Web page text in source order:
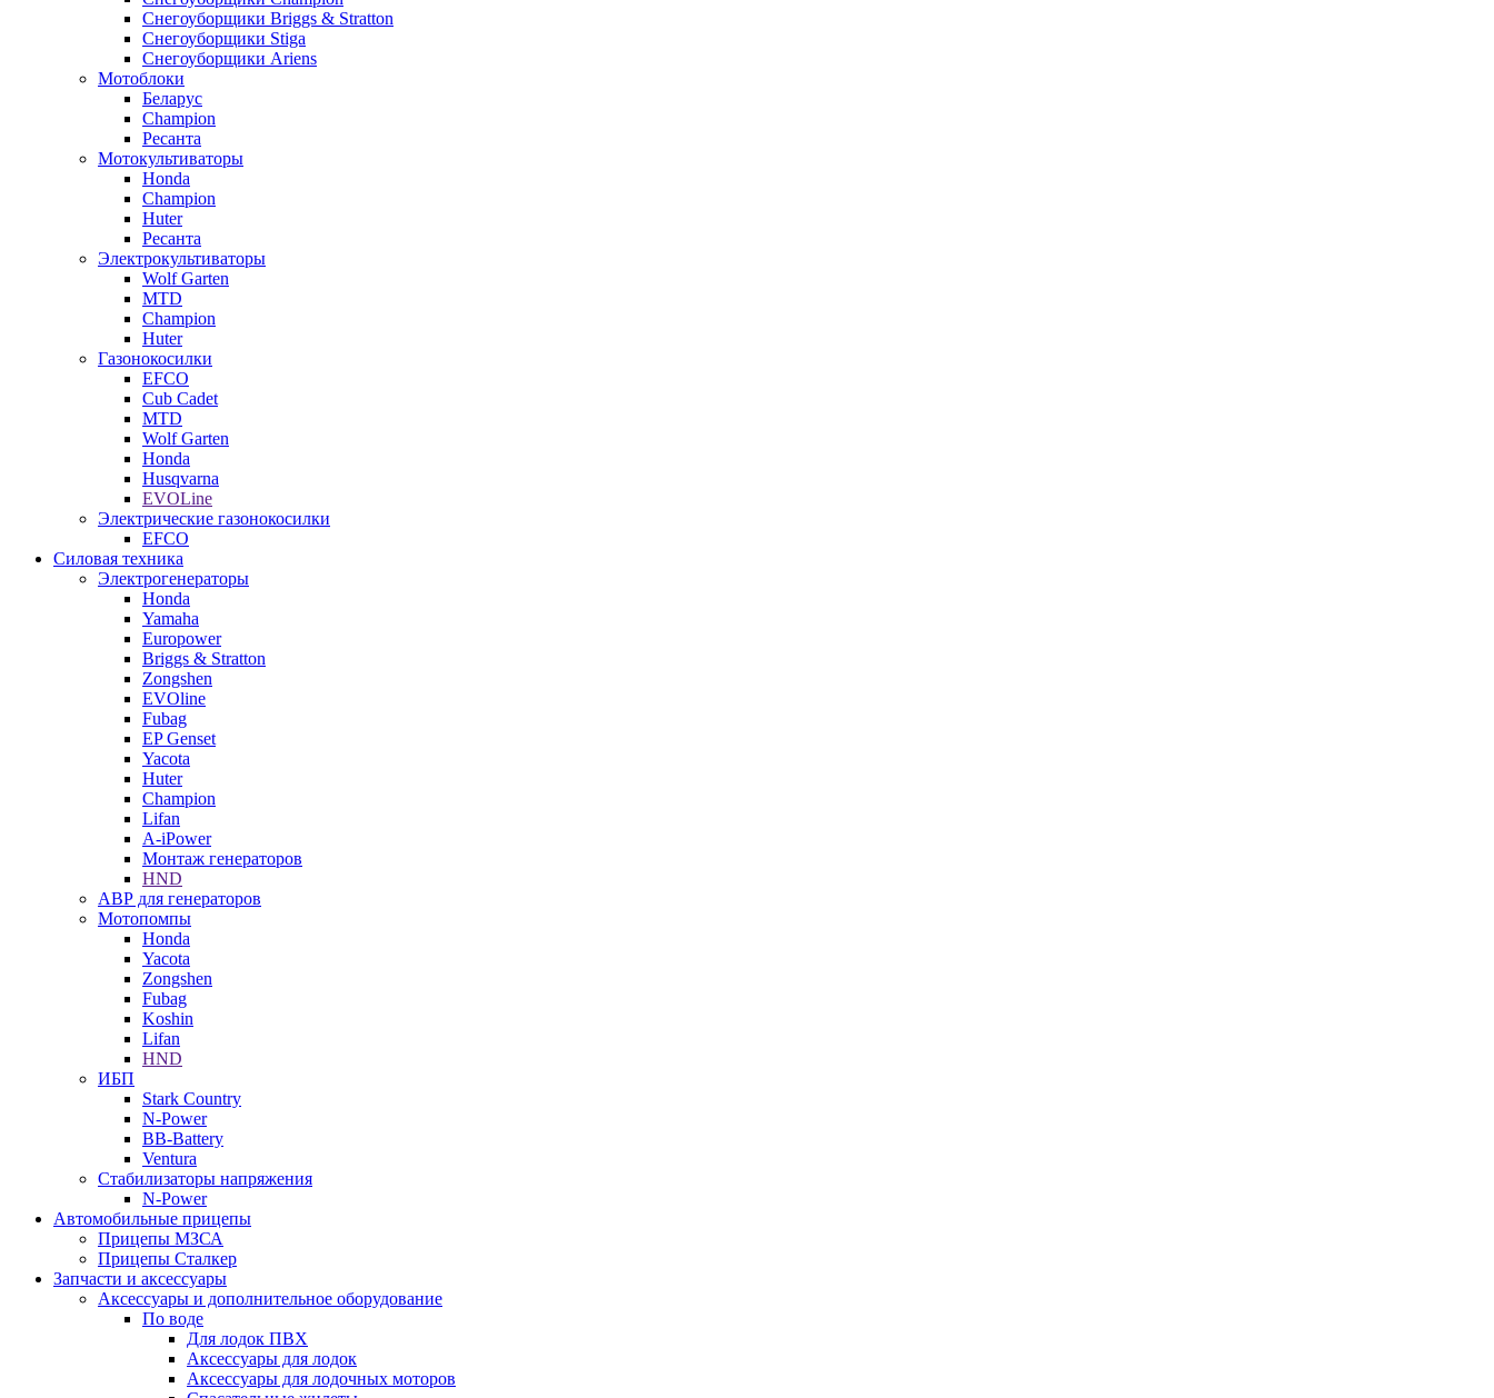
Снегоуборщики Briggs & Stratton
Снегоуборщики Stiga
Снегоуборщики Ariens
Мотоблоки
Беларус
Champion
Ресанта
Мотокультиваторы
Honda
Champion
Huter
Ресанта
Электрокультиваторы
Wolf Garten
MTD
Champion
Huter
Газонокосилки
EFCO
Cub Cadet
MTD
Wolf Garten
Honda
Husqvarna
EVOLine
Электрические газонокосилки
EFCO
Силовая техника
Электрогенераторы
Honda
Yamaha
Europower
Briggs & Stratton
Zongshen
EVOline
Fubag
EP Genset
Yacota
Huter
Champion
Lifan
A-iPower
Монтаж генераторов
HND
АВР для генераторов
Мотопомпы
Honda
Yacota
Zongshen
Fubag
Koshin
Lifan
HND
ИБП
Stark Country
N-Power
BB-Battery
Ventura
Стабилизаторы напряжения
N-Power
Автомобильные прицепы
Прицепы МЗСА
Прицепы Сталкер
Запчасти и аксессуары
Аксессуары и дополнительное оборудование
По воде
Для лодок ПВХ
Аксессуары для лодок
Аксессуары для лодочных моторов